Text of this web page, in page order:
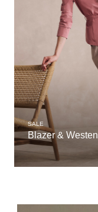
SALE
Blazer & Westen